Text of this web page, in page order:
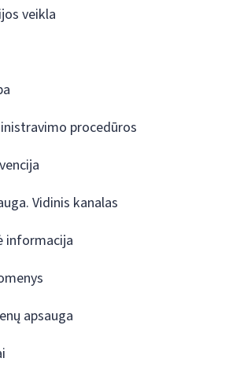
veikla
procedūros
Vidinis kanalas
informacija
apsauga